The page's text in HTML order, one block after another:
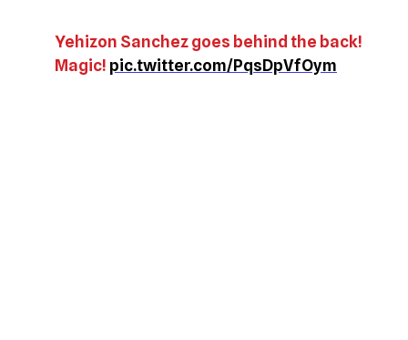
Yehizon Sanchez goes behind the back!
Magic! pic.twitter.com/PqsDpVfOym